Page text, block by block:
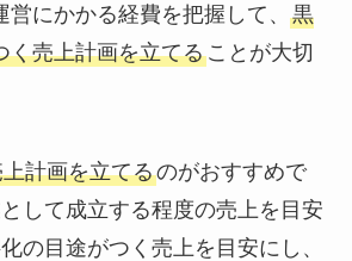
にかかる経費を把握して、 黒
く売上計画を立てることが大切
計画を立てるのがおすすめで
して成立する程度の売上を目安
の目途がつく売上を目安にし、